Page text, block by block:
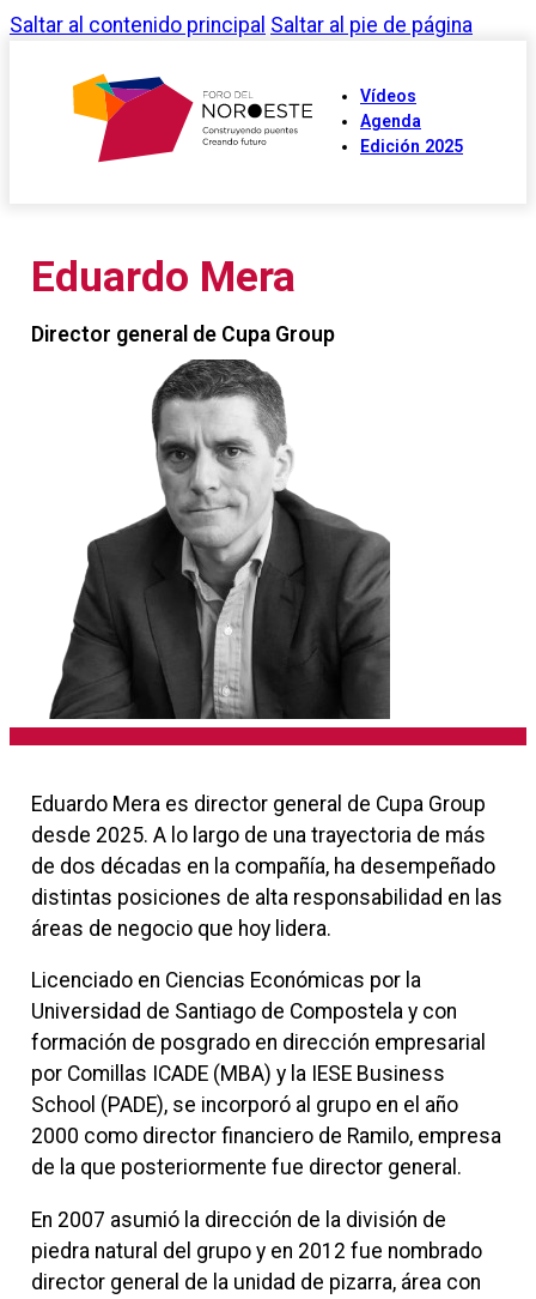
Saltar al contenido principal Saltar al pie de página
Vídeos
Agenda
Edición 2025
Eduardo Mera
Director general de Cupa Group
Eduardo Mera es director general de Cupa Group
desde 2025. A lo largo de una trayectoria de más
de dos décadas en la compañía, ha desempeñado
distintas posiciones de alta responsabilidad en las
áreas de negocio que hoy lidera.
Licenciado en Ciencias Económicas por la
Universidad de Santiago de Compostela y con
formación de posgrado en dirección empresarial
por Comillas ICADE (MBA) y la IESE Business
School (PADE), se incorporó al grupo en el año
2000 como director financiero de Ramilo, empresa
de la que posteriormente fue director general.
En 2007 asumió la dirección de la división de
piedra natural del grupo y en 2012 fue nombrado
director general de la unidad de pizarra, área con